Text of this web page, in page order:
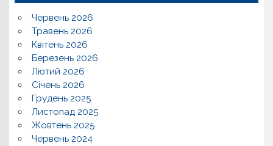
Червень 2026
Травень 2026
Квітень 2026
Березень 2026
Лютий 2026
Січень 2026
Грудень 2025
Листопад 2025
Жовтень 2025
Червень 2024